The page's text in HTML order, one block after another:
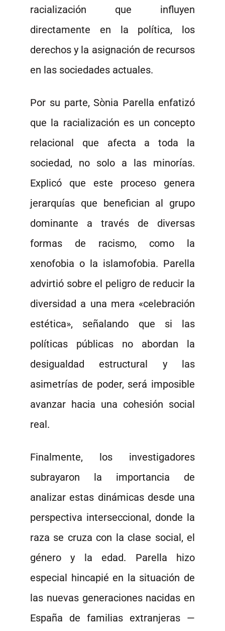
racialización que influyen
directamente en la política, los
derechos y la asignación de recursos
en las sociedades actuales.
Por su parte, Sònia Parella enfatizó
que la racialización es un concepto
relacional que afecta a toda la
sociedad, no solo a las minorías.
Explicó que este proceso genera
jerarquías que benefician al grupo
dominante a través de diversas
formas de racismo, como la
xenofobia o la islamofobia. Parella
advirtió sobre el peligro de reducir la
diversidad a una mera «celebración
estética», señalando que si las
políticas públicas no abordan la
desigualdad estructural y las
asimetrías de poder, será imposible
avanzar hacia una cohesión social
real.
Finalmente, los investigadores
subrayaron la importancia de
analizar estas dinámicas desde una
perspectiva interseccional, donde la
raza se cruza con la clase social, el
género y la edad. Parella hizo
especial hincapié en la situación de
las nuevas generaciones nacidas en
España de familias extranjeras —